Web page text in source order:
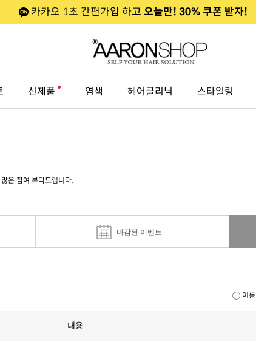
카카오 1초 간편가입 하고 오늘만! 30% 쿠폰 받자!
신제품 염색 헤어클리닉 스타일링
은 참여 부탁드립니다.
마감된 이벤트
이름
내용